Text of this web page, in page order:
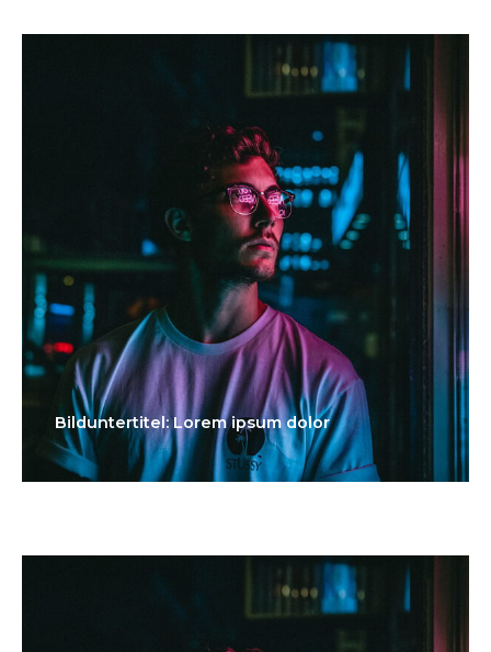
Bilduntertitel: Lorem ipsum dolor